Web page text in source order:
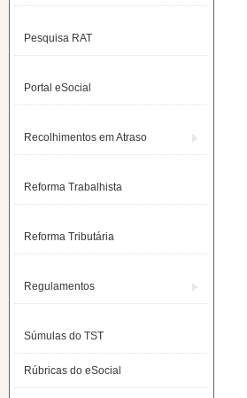
Pesquisa RAT
Portal eSocial
Recolhimentos em Atraso
Reforma Trabalhista
Reforma Tributária
Regulamentos
Súmulas do TST
Rúbricas do eSocial